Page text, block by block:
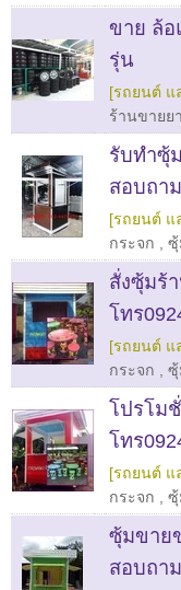
ขาย ล้อ
รุ่น
[รถยนต์ แ
ร้านขายย
รับทำซุ้
สอบถา
[รถยนต์ แ
กระจก
ซุ้
สั่งซุ้มร้
โทร
[รถยนต์ แ
กระจก
ซุ้
โปรโม
โทร
[รถยนต์ แ
กระจก
ซุ้
ซุ้มขาย
สอบถา